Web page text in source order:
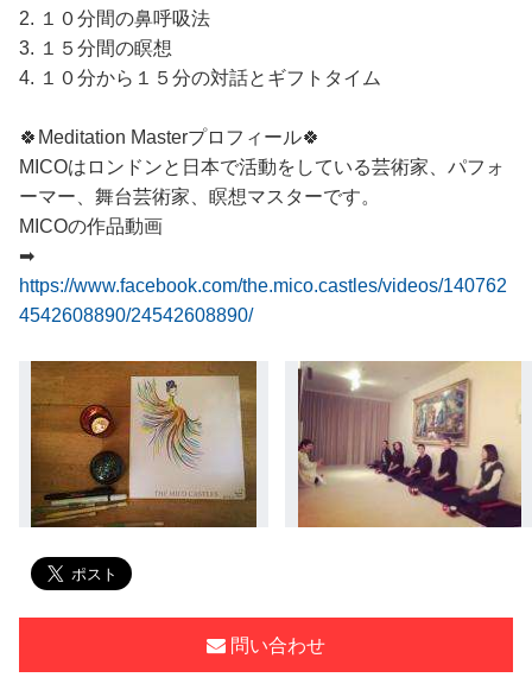
2. １０分間の鼻呼吸法
3. １５分間の瞑想
4. １０分から１５分の対話とギフトタイム
🍀Meditation Masterプロフィール🍀
MICOはロンドンと日本で活動をしている芸術家、パフォ
ーマー、舞台芸術家、瞑想マスターです。
MICOの作品動画
➡︎
https://www.facebook.com/the.mico.castles/videos/140762
4542608890/24542608890/
問い合わせ